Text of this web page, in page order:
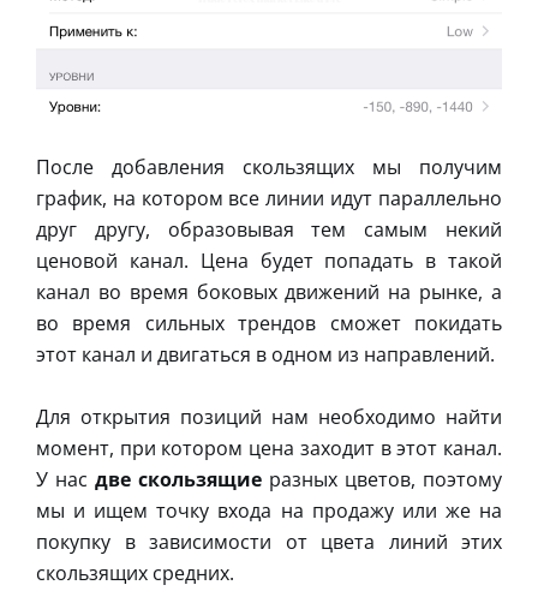
После добавления скользящих мы получим
график, на котором все линии идут параллельно
друг другу, образовывая тем самым некий
ценовой канал. Цена будет попадать в такой
канал во время боковых движений на рынке, а
во время сильных трендов сможет покидать
этот канал и двигаться в одном из направлений.
Для открытия позиций нам необходимо найти
момент, при котором цена заходит в этот канал.
У нас две скользящие разных цветов, поэтому
мы и ищем точку входа на продажу или же на
покупку в зависимости от цвета линий этих
скользящих средних.